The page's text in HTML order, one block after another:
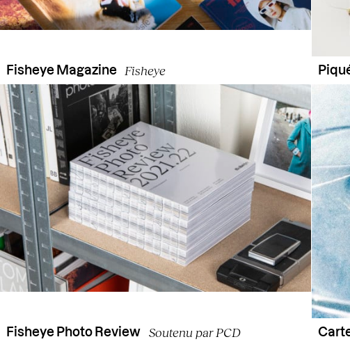
Fisheye Magazine Fisheye
Fisheye Photo Review Soutenu par PCD